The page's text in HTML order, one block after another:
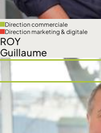
Direction commerciale
Direction marketing & digitale
ROY
Guillaume